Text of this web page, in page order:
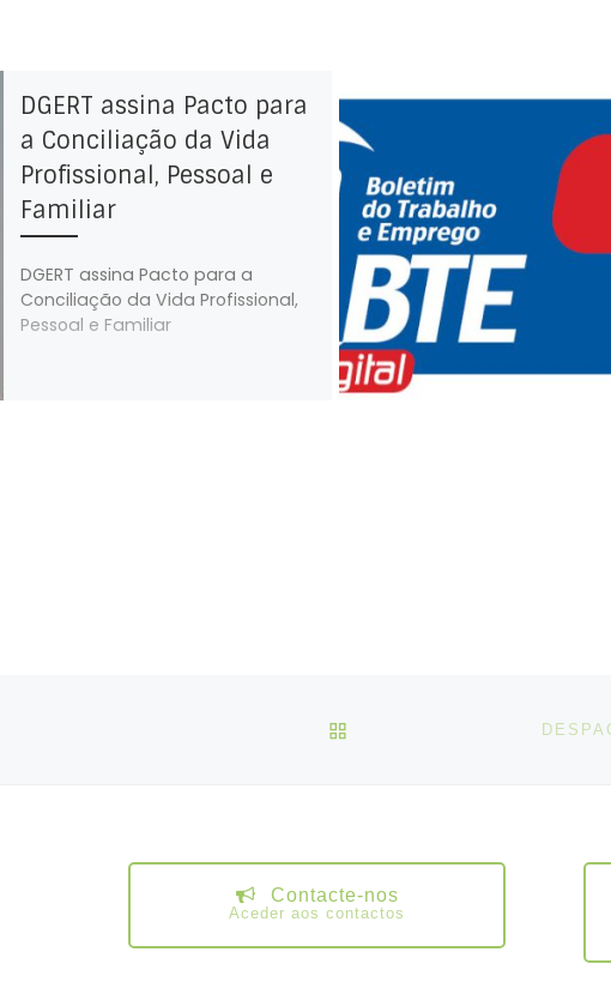
DGERT assina Pacto para
a Conciliação da Vida
Profissional, Pessoal e
Familiar
DGERT assina Pacto para a
Conciliação da Vida Profissional,
Pessoal e Familiar
VOLTAR À LISTA DE
Contacte-nos
Aceder aos contactos